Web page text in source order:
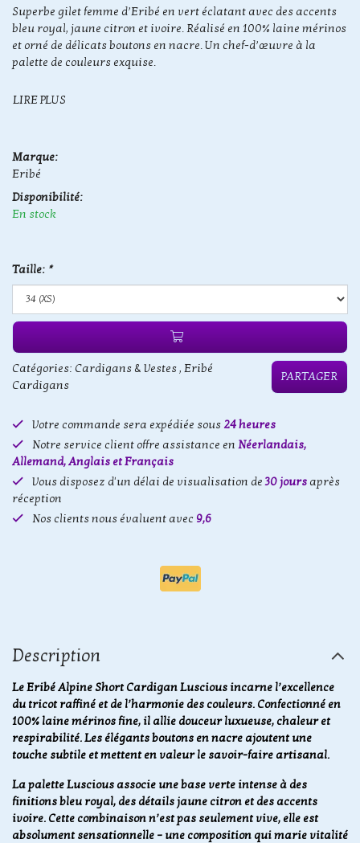
Superbe gilet femme d’Eribé en vert éclatant avec des accents
bleu royal, jaune citron et ivoire. Réalisé en 100% laine mérinos
et orné de délicats boutons en nacre. Un chef-d’œuvre à la
palette de couleurs exquise.
LIRE PLUS
Marque:
Eribé
Disponibilité:
En stock
Taille: *
Catégories: Cardigans & Vestes, Eribé
Cardigans
PARTAGER
Votre commande sera expédiée sous24 heures
Notre service client offre assistance en Néerlandais,
Allemand, Anglais et Français
Vous disposez d'un délai de visualisation de30 jours après
réception
Nos clients nous évaluent avec 9,6
Description
Le Eribé Alpine Short Cardigan Luscious incarne l’excellence
du tricot raffiné et de l’harmonie des couleurs. Confectionné en
100% laine mérinos fine, il allie douceur luxueuse, chaleur et
respirabilité. Les élégants boutons en nacre ajoutent une
touche subtile et mettent en valeur le savoir-faire artisanal.
La palette Luscious associe une base verte intense à des
finitions bleu royal, des détails jaune citron et des accents
ivoire. Cette combinaison n’est pas seulement vive, elle est
absolument sensationnelle – une composition qui marie vitalité